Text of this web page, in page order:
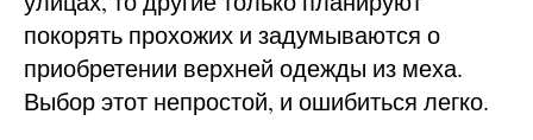
покорять прохожих и задумываются о
приобретении верхней одежды из меха.
Выбор этот непростой, и ошибиться легко.